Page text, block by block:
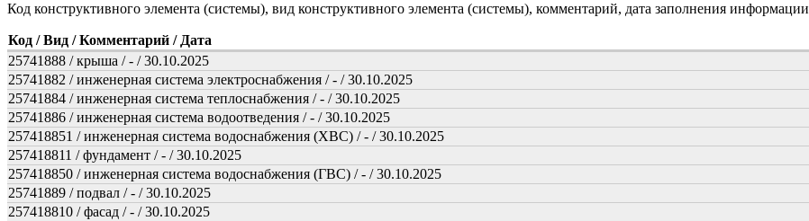
Код конструктивного элемента (системы), вид конструктивного элемента (системы), комментарий, дата заполнения информации
Код / Вид / Комментарий / Дата
25741888 / крыша / - / 30.10.2025
25741882 / инженерная система электроснабжения / - / 30.10.2025
25741884 / инженерная система теплоснабжения / - / 30.10.2025
25741886 / инженерная система водоотведения / - / 30.10.2025
257418851 / инженерная система водоснабжения (ХВС) / - / 30.10.2025
257418811 / фундамент / - / 30.10.2025
257418850 / инженерная система водоснабжения (ГВС) / - / 30.10.2025
25741889 / подвал / - / 30.10.2025
257418810 / фасад / - / 30.10.2025